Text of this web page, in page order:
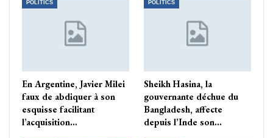
POLITICS
En Argentine, Javier Milei
faux de abdiquer à son
esquisse facilitant
l’acquisition…
POLITICS
Sheikh Hasina, la
gouvernante déchue du
Bangladesh, affecte
depuis l’Inde son…